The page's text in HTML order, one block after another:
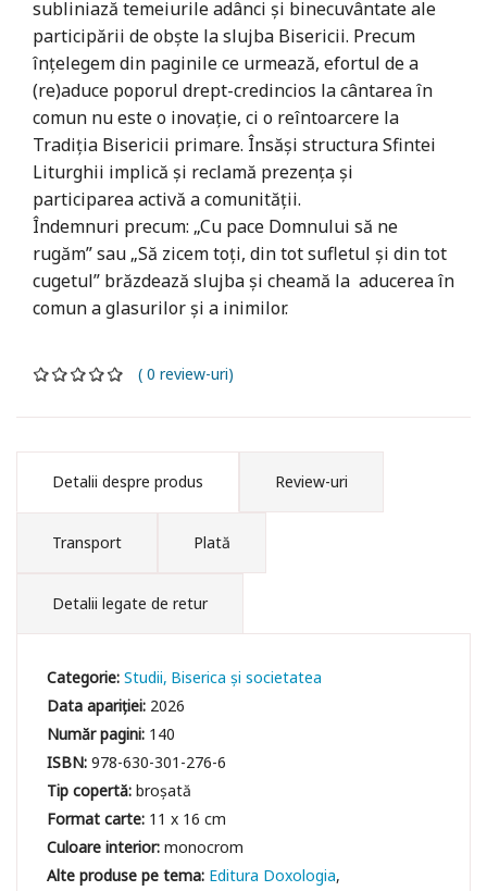
subliniază temeiurile adânci și binecuvântate ale
participării de obște la slujba Bisericii. Precum
înțelegem din paginile ce urmează, efortul de a
(re)aduce poporul drept-credincios la cântarea în
comun nu este o inovație, ci o reîntoarcere la
Tradiția Bisericii primare. Însăși structura Sfintei
Liturghii implică și reclamă prezența și
participarea activă a comunității.
Îndemnuri precum: „Cu pace Domnului să ne
rugăm” sau „Să zicem toți, din tot sufletul și din tot
cugetul” brăzdează slujba și cheamă la aducerea în
comun a glasurilor și a inimilor.
( 0 review-uri)
Detalii despre produs Review-uri
Transport Plată
Detalii legate de retur
Categorie:Studii Biserica și societatea
Data apariției: 2026
Număr pagini: 140
ISBN:978-630-301-276-6
Tip copertă:broșată
Format carte: 11 x 16 cm
Culoare interior:monocrom
Editura Doxologia